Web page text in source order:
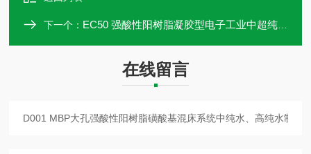
下一个： EC50 强酸性阳树脂凝胶型电子工业中超纯水的制备及精处理试验装
在线留言